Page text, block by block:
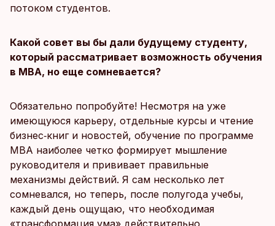
потоком студентов.
Какой совет вы бы дали будущему студенту,
который рассматривает возможность обучения
в MBA, но еще сомневается?
Обязательно попробуйте! Несмотря на уже
имеющуюся карьеру, отдельные курсы и чтение
бизнес‑книг и новостей, обучение по программе
MBA наиболее четко формирует мышление
руководителя и прививает правильные
механизмы действий. Я сам несколько лет
сомневался, но теперь, после полугода учебы,
каждый день ощущаю, что необходимая
«трансформация ума» действительно